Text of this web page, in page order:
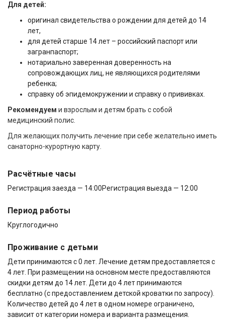
Для детей:
оригинал свидетельства о рождении для детей до 14
лет,
для детей старше 14 лет – российский паспорт или
загранпаспорт;
нотариально заверенная доверенность на
сопровождающих лиц, не являющихся родителями
ребенка;
справку об эпидемокружении и справку о прививках.
Рекомендуем и взрослым и детям брать с собой
медицинский полис.
Для желающих получить лечение при себе желательно иметь
санаторно-курортную карту.
Расчётные часы
Регистрация заезда — 14:00Регистрация выезда — 12:00
Период работы
Круглогодично
Проживание с детьми
Дети принимаются с 0 лет. Лечение детям предоставляется с
4 лет. При размещении на основном месте предоставляются
скидки детям до 14 лет. Дети до 4 лет принимаются
бесплатно (с предоставлением детской кроватки по запросу).
Количество детей до 4 лет в одном номере ограничено,
зависит от категории номера и варианта размещения.